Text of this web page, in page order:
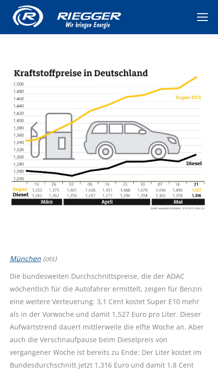
München (ots)
Die bundesweiten Durchschnittspreise, die der ADAC
wöchentlich für die Autofahrer ermittelt, zeigen für Benzin
eine weitere Verteuerung: 3,1 Cent kostet Super E10 mehr
als in der Vorwoche und damit 1,527 Euro pro Liter. Dieser
Aufwärtstrend dauert mittlerweile die elfte Woche an. Aber
auch die Verschnaufpause beim Dieselpreis von
vergangener Woche ist bereits zu Ende: Der Liter kostet im
Bundesdurchschnitt jetzt 1,316 Euro und damit 1,8 Cent